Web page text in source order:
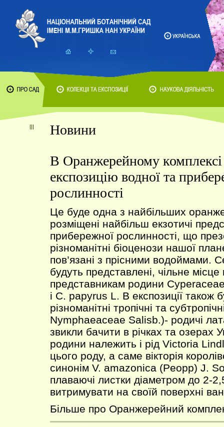
Новини
В Оранжерейному комплексі
експозицію водної та
рослинності
Це буде одна з найбільших
розміщені найбільш екзотичі
прибережної рослинності, що
різноманітні біоценози нашої
пов’язані з прісними водоймами.
будуть представлені, чільне
представникам родини
і C. papyrus L. В експозиції також
різноманітні тропічні та
Nymphaeaceae Salisb.)- родичі
звикли бачити в річках та озерах
родини належить і рід Victoria
цього роду, а саме вікторія
синонім V. amazonica (Peopp) J.
плаваючі листки діаметром до 2-
витримувати на своїй поверхні
Більше про Оранжерейний